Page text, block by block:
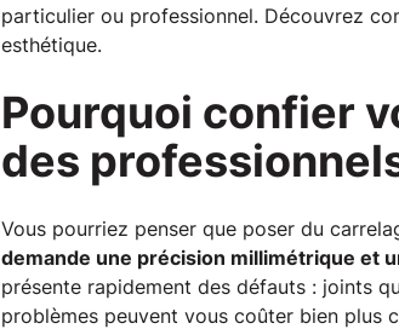
particulier ou professionnel. Découvrez
esthétique.
Pourquoi confier
des
Vous pourriez penser que poser du
demande une précision millimétrique et
présente rapidement des défauts : joints
problèmes peuvent vous coûter bien plus